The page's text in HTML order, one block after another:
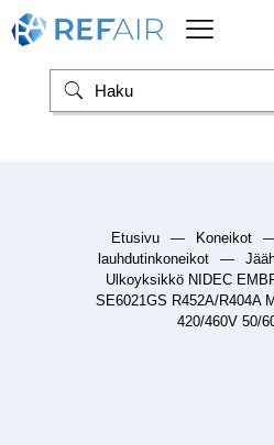
Etusivu — Koneikot
lauhdutinkoneikot
—
Ulkoyksikkö NIDEC
SE6021GS R452A/R404A
420/460V 50/